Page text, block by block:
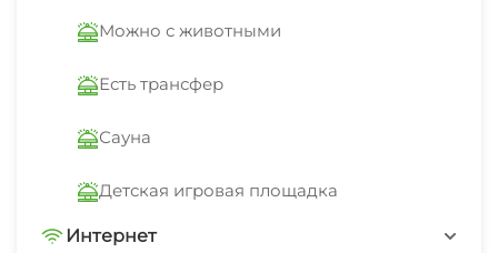
номеров, ускоренная регистрация заезда/
отъезда.
Можно с животными
Есть трансфер
Сауна
Детская игровая площадка
Интернет